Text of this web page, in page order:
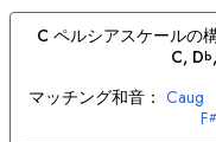
C ペルシアスケールの
C, Db,
マッチング和音： Caug
F#